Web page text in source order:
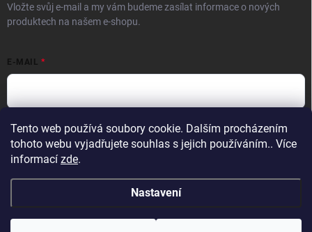
Tento web používá soubory cookie. Dalším procházením
tohoto webu vyjadřujete souhlas s jejich používáním.. Více
informací zde.
Nastavení
Vložte svůj e-mail a my vám budeme zasílat informace o nových
produktech na našem e-shopu.
E-MAIL
Vložením e-mailu souhlasíte spodmínkami ochrany osobních údajů
Přihlásit se
Copyright 2026DOCTORFISHING.CZ. Všechna práva vyhrazena.